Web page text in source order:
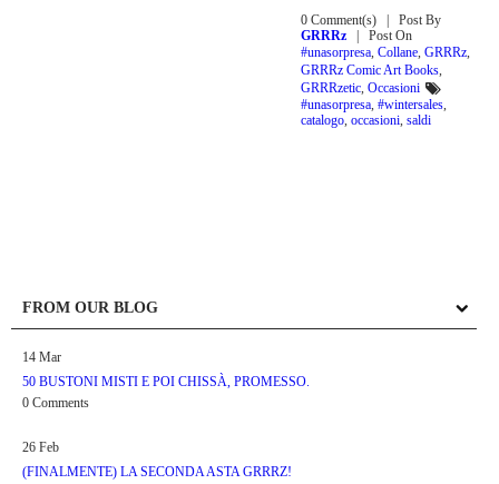
0 Comment(s)
Post By
GRRRz
Post On
#unasorpresa, Collane, GRRRz,
GRRRz Comic Art Books,
GRRRzetic, Occasioni
#unasorpresa, #wintersales,
catalogo, occasioni, saldi
FROM OUR BLOG
14 Mar
50 BUSTONI MISTI E POI CHISSÀ, PROMESSO.
0 Comments
26 Feb
(FINALMENTE) LA SECONDA ASTA GRRRZ!